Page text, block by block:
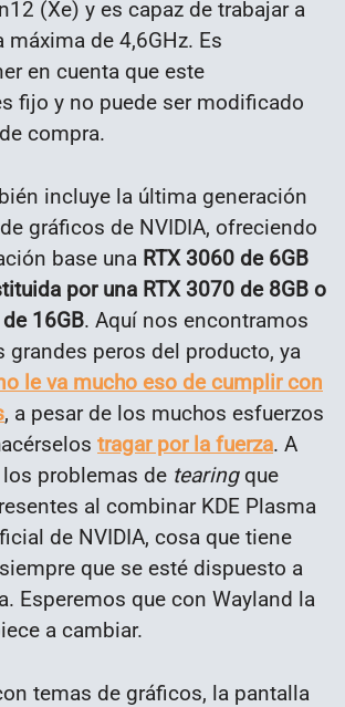
(Xe) y es capaz de trabajar a
máxima de 4,6GHz. Es
en cuenta que este
fijo y no puede ser modificado
compra.
incluye la última generación
gráficos de NVIDIA, ofreciendo
base una RTX 3060 de 6GB
por una RTX 3070 de 8GB o
16GB. Aquí nos encontramos
grandes peros del producto, ya
le va mucho eso de cumplir con
, a pesar de los muchos esfuerzos
tragar por la fuerza. A
problemas de tearingque
al combinar KDE Plasma
de NVIDIA, cosa que tiene
siempre que se esté dispuesto a
Esperemos que con Wayland la
a cambiar.
temas de gráficos, la pantalla